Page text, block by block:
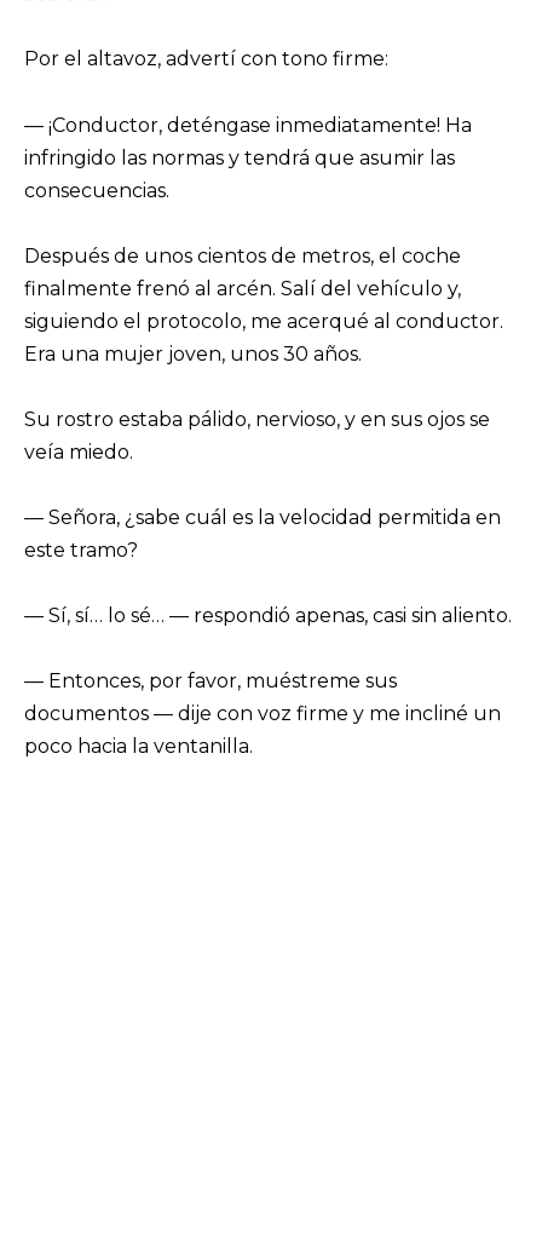
Por el altavoz, advertí con tono firme:
— ¡Conductor, deténgase inmediatamente! Ha
infringido las normas y tendrá que asumir las
consecuencias.
Después de unos cientos de metros, el coche
finalmente frenó al arcén. Salí del vehículo y,
siguiendo el protocolo, me acerqué al conductor.
Era una mujer joven, unos 30 años.
Su rostro estaba pálido, nervioso, y en sus ojos se
veía miedo.
— Señora, ¿sabe cuál es la velocidad permitida en
este tramo?
— Sí, sí… lo sé… — respondió apenas, casi sin aliento.
— Entonces, por favor, muéstreme sus
documentos — dije con voz firme y me incliné un
poco hacia la ventanilla.